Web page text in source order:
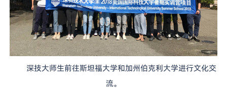
深技大师生前往斯坦福大学和加州伯克利大学进行文化交
流。